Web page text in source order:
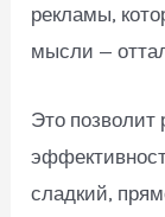
рекламы,
мысли —
Это позволит
сладкий,